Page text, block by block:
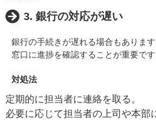
3. 銀行の対応が遅い
銀行の手続きが遅れる場合もありま
窓口に進捗を確認することが重要です
対処法
定期的に担当者に連絡を取る。
必要に応じて担当者の上司や本部